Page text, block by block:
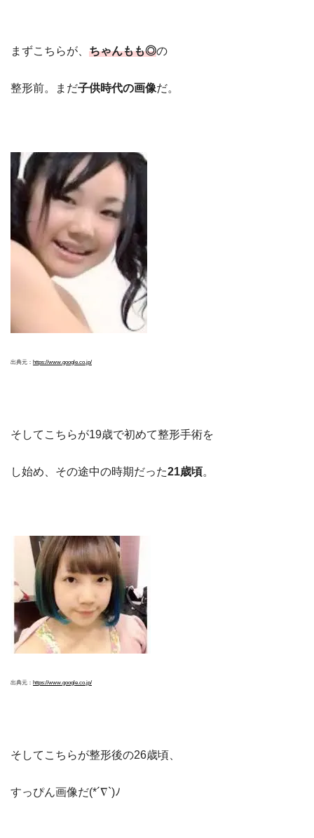
まずこちらが、 ちゃんもも◎の
整形前。まだ子供時代の画像だ。
出典元： https://www.google.co.jp/
そしてこちらが19歳で初めて整形手術を
し始め、その途中の時期だった21歳頃。
出典元： https://www.google.co.jp/
そしてこちらが整形後の26歳頃、
すっぴん画像だ(*´∇`)ﾉ